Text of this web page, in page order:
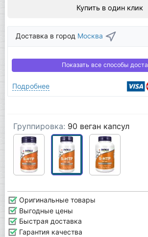
Купить в один клик
Доставка в город Москва
Показать все способы
Подробнее
Группировка: 90 веган капсул
Оригинальные товары
Выгодные цены
Быстрая доставка
Гарантия качества